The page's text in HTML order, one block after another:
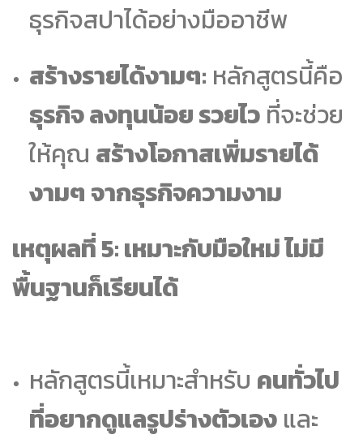
ธุรกิจสปาได้อย่างมืออาชีพ
สร้างรายได้งามๆ: หลักสูตรนี้คือ
ธุรกิจ ลงทุนน้อย รวยไวที่จะช่วย
ให้คุณ สร้างโอกาสเพิ่มรายได้
งามๆ จากธุรกิจความงาม
เหตุผลที่ 5: เหมาะกับมือใหม่ ไม่มี
พื้นฐานก็เรียนได้
หลักสูตรนี้เหมาะสำหรับ คนทั่วไป
ที่อยากดูแลรูปร่างตัวเองและ